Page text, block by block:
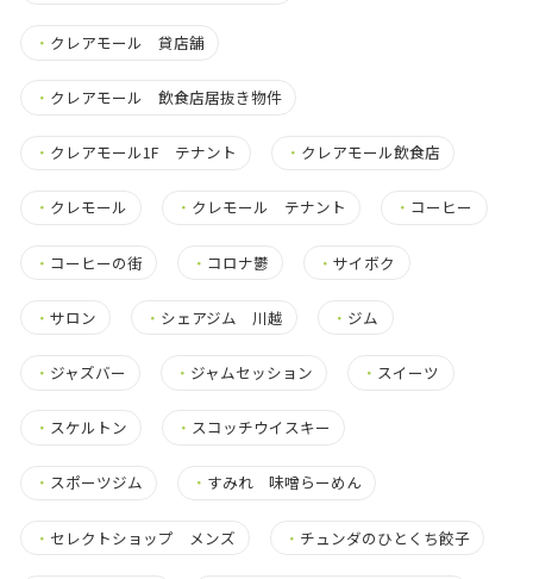
・ クレアモール 貸店舗
・ クレアモール 飲食店居抜き物件
・ クレアモール1F テナント ・ クレアモール飲食店
・ クレモール ・ クレモール テナント ・ コーヒー
・ コーヒーの街 ・ コロナ鬱 ・サイボク
・ サロン ・ シェアジム 川越 ・ ジム
・ ジャズバー ・ ジャムセッション ・ スイーツ
・ スケルトン ・ スコッチウイスキー
・ スポーツジム ・ すみれ 味噌らーめん
・ セレクトショップ メンズ ・ チュンダのひとくち餃子